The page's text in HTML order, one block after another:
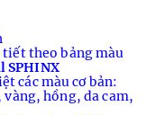
tiết theo bảng màu
SPHINX
các màu cơ bản:
hồng, da cam,